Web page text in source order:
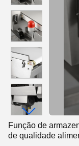
Função de
de qualidade